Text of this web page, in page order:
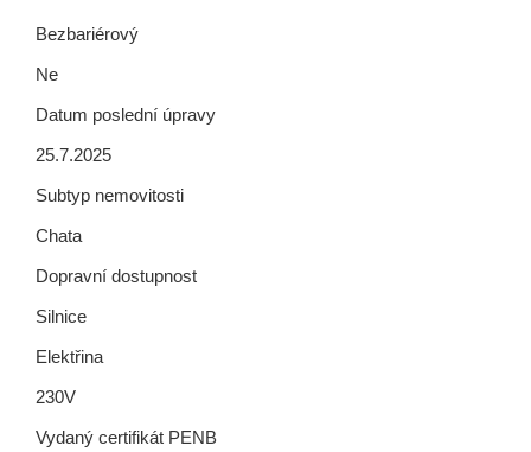
Bezbariérový
Ne
Datum poslední úpravy
25.7.2025
Subtyp nemovitosti
Chata
Dopravní dostupnost
Silnice
Elektřina
230V
Vydaný certifikát PENB